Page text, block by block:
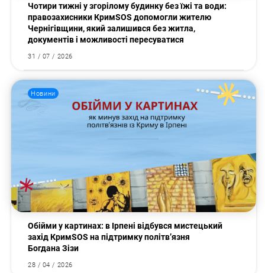
Чотири тижні у згорілому будинку без їжі та води:
правозахисники КримSOS допомогли жителю
Чернігівщини, який залишився без житла,
документів і можливості пересуватися
31 / 07 / 2026
Новини
Обійми у картинах: в Ірпені відбувся мистецький
захід КримSOS на підтримку політв’язня
Богдана Зізи
28 / 04 / 2026